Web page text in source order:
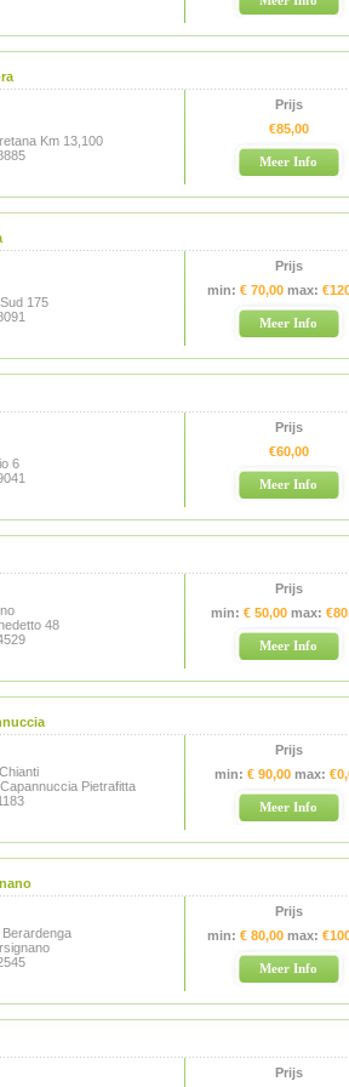
Km 13,100
Prijs
€85,00
Meer Info
175
Prijs
min: € 70,00 max:
Meer Info
6
Prijs
€60,00
Meer Info
48
Prijs
min: € 50,00 max:
Meer Info
Pietrafitta
Prijs
min: € 90,00 max:
Meer Info
Prijs
min: € 80,00 max:
Meer Info
Prijs